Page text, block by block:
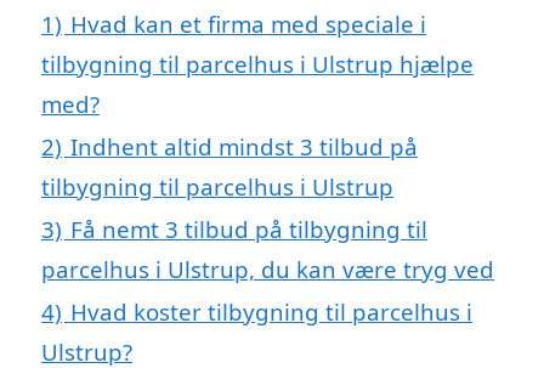
1) Hvad kan et firma med speciale i
tilbygning til parcelhus i Ulstrup hjælpe
med?
2) Indhent altid mindst 3 tilbud på
tilbygning til parcelhus i Ulstrup
3) Få nemt 3 tilbud på tilbygning til
parcelhus i Ulstrup, du kan være tryg ved
4) Hvad koster tilbygning til parcelhus i
Ulstrup?